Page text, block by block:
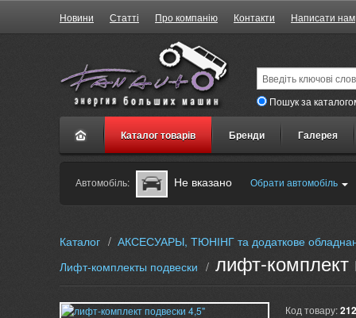
Новини Статті Про компанію Контакти Написати нам
Пошук за
Каталог товарів Бренди Галерея
Автомобіль: Не вказано Обрати автомобіль
Каталог / АКСЕСУАРЫ, ТЮНІНГ та додаткове
Лифт-комплекты подвески / лифт-комплект
Код товару: